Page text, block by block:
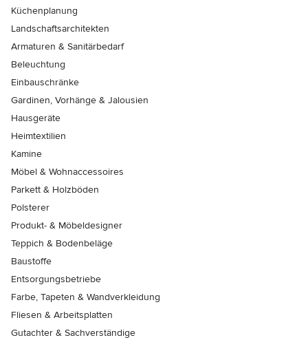
Küchenplanung
Landschaftsarchitekten
Armaturen & Sanitärbedarf
Beleuchtung
Einbauschränke
Gardinen, Vorhänge & Jalousien
Hausgeräte
Heimtextilien
Kamine
Möbel & Wohnaccessoires
Parkett & Holzböden
Polsterer
Produkt- & Möbeldesigner
Teppich & Bodenbeläge
Baustoffe
Entsorgungsbetriebe
Farbe, Tapeten & Wandverkleidung
Fliesen & Arbeitsplatten
Gutachter & Sachverständige